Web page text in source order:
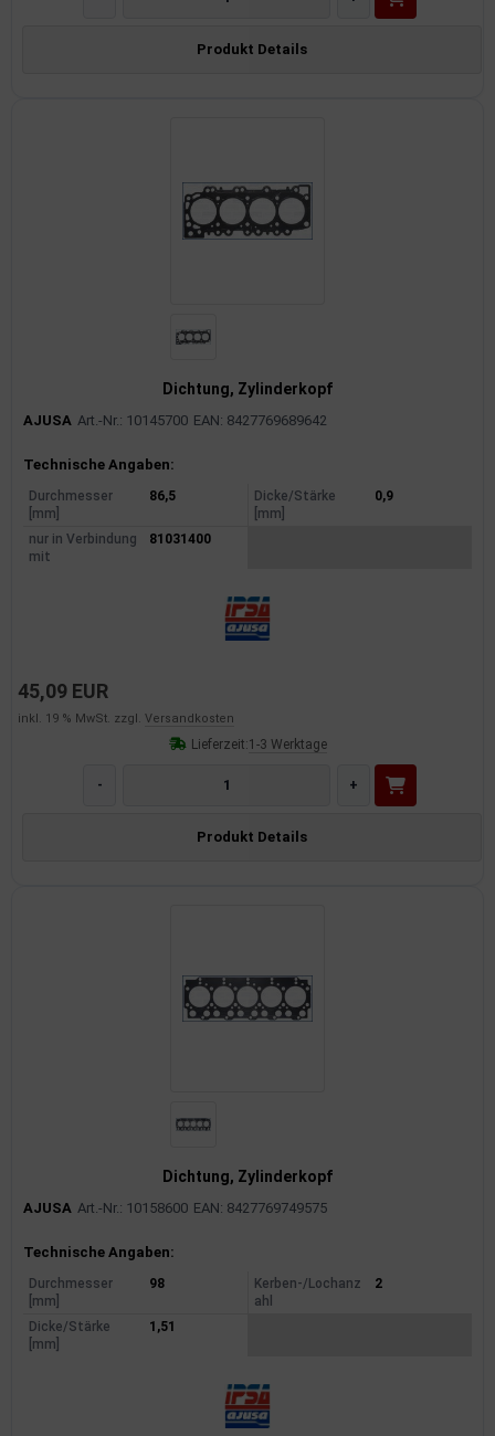
Produkt Details
Dichtung, Zylinderkopf
AJUSA Art.-Nr.: 10145700 EAN: 8427769689642
Produktinformationen
Technische Angaben:
Durchmesser
[mm]
86,5
Dicke/Stärke
[mm]
0,9
nur in Verbindung
mit
81031400
45,09 EUR
inkl. 19 % MwSt. zzgl. Versandkosten
Lieferzeit:1-3 Werktage
- +
Produkt Details
Dichtung, Zylinderkopf
AJUSA Art.-Nr.: 10158600 EAN: 8427769749575
Produktinformationen
Technische Angaben:
Durchmesser
[mm]
98
Kerben-/Lochanz
ahl
2
Dicke/Stärke
[mm]
1,51